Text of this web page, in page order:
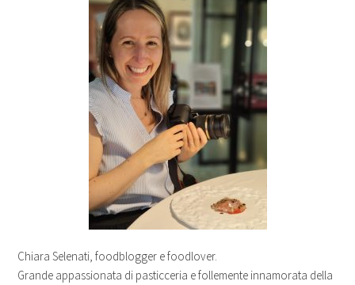
Chiara Selenati, foodblogger e foodlover.
Grande appassionata di pasticceria e follemente innamorata della